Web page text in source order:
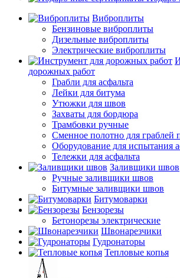
Виброплиты
Бензиновые виброплиты
Дизельные виброплиты
Электрические виброплиты
дорожных работ
Грабли для асфальта
Лейки для битума
Утюжки для швов
Захваты для бордюра
Трамбовки ручные
Сменное полотно для граблей
Оборудование для испытания
Тележки для асфальта
Заливщики швов
Ручные заливщики швов
Битумные заливщики швов
Битумоварки
Бензорезы
Бетонорезы электрические
Швонарезчики
Гудронаторы
Тепловые копья